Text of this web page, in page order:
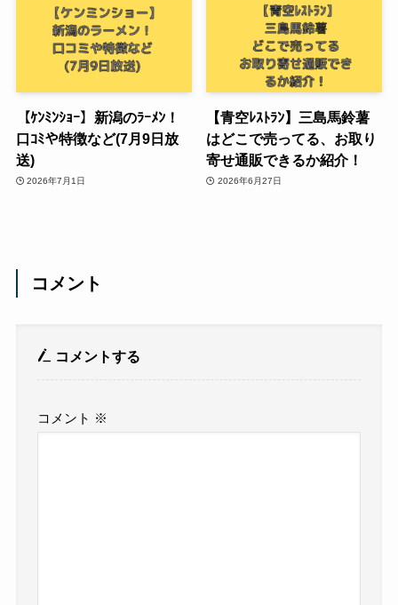
【ｹﾝﾐﾝｼｮｰ】新潟のﾗｰﾒﾝ！
口ｺﾐや特徴など(7月9日放
送)
2026年7月1日
【青空ﾚｽﾄﾗﾝ】三島馬鈴薯
はどこで売ってる、お取り
寄せ通販できるか紹介！
2026年6月27日
コメント
コメントする
コメント ※